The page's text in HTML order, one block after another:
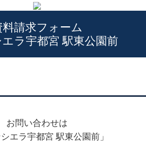
料請求フォーム
ラ宇都宮 駅東公園前
お問い合わせは
シエラ宇都宮 駅東公園前」